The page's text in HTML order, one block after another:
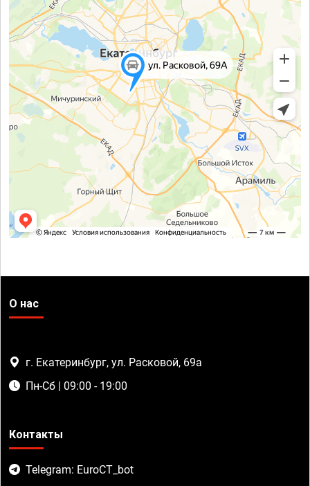
О нас
г. Екатеринбург, ул. Расковой, 69а
Пн-Сб | 09:00 - 19:00
Контакты
Telegram: EuroCT_bot